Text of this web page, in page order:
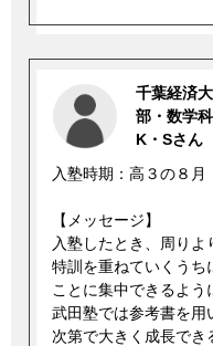
千葉経済
部・数学科
K・Sさん
入塾時期：高３の８月
【メッセージ】
入塾したとき、周りよ
特訓を重ねていくうち
ことに集中できるよう
武田塾では参考書を用
次第で大きく成長でき